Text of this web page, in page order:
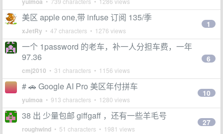
美区 apple one,带 infuse 订阅 135/季
xJetRy • 47 characters • 1276 views
1
一个 1password 的老车，补一人分担车费，一年
97.36
cmj2010 • 31 characters • 1156 views
6
# 🚗 Google AI Pro 美区年付拼车
yuimoa • 913 characters • 1280 views
10
38 出 少量包邮 giffgaff ，还有一些羊毛号
roughwind • 51 characters • 1981 views
27